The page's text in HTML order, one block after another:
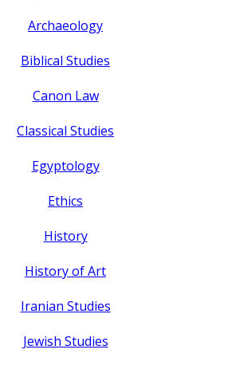
Archaeology
Biblical Studies
Canon Law
Classical Studies
Egyptology
Ethics
History
History of Art
Iranian Studies
Jewish Studies